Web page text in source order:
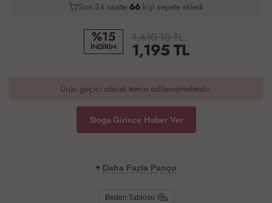
37
Son 24 saatte 68kişi sepete ekledi
26
%15
İNDİRİM
1,410.10 TL
1,195TL
Ürün geçici olarak temin edilememektedir.
Stoga Girince Haber Ver
+ Daha Fazla Panço
Beden Tablosu